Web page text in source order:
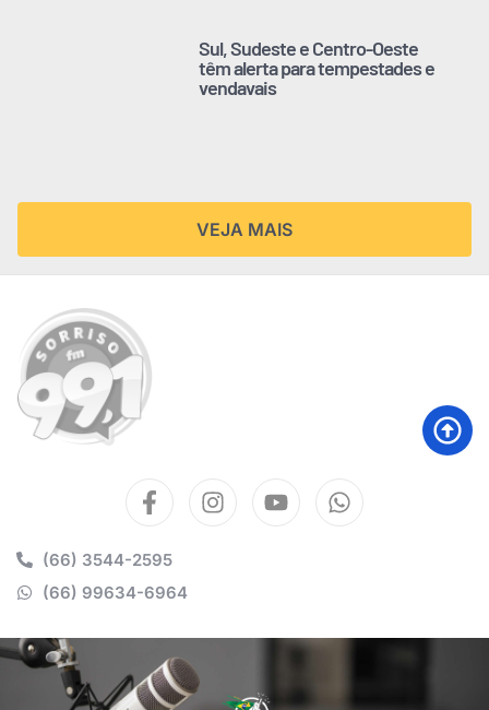
Sul, Sudeste e Centro-Oeste
têm alerta para tempestades e
vendavais
VEJA MAIS
(66) 3544-2595
(66) 99634-6964